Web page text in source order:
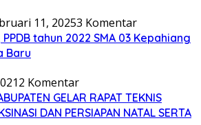
11, 20253 Komentar
tahun 2022 SMA 03 Kepahiang
Baru
2 Komentar
GELAR RAPAT TEKNIS
DAN PERSIAPAN NATAL SERTA